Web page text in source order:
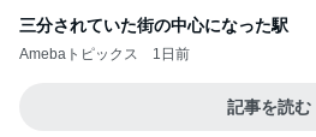
三分されていた街の中心になった駅
Amebaトピックス 1日前
記事を読む